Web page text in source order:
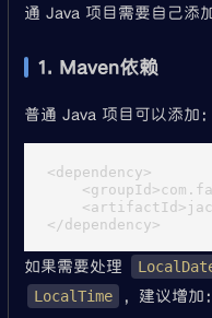
通 Java 项目需要自己添
1. Maven依赖
普通 Java 项目可以添加：
<dependency>
如果需要处理
LocalTime ，建议增加：